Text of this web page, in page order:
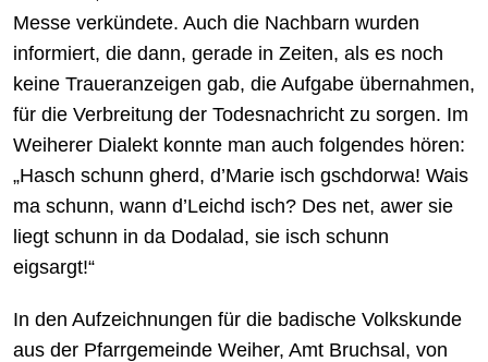
Messe verkündete. Auch die Nachbarn wurden
informiert, die dann, gerade in Zeiten, als es noch
keine Traueranzeigen gab, die Aufgabe übernahmen,
für die Verbreitung der Todesnachricht zu sorgen. Im
Weiherer Dialekt konnte man auch folgendes hören:
„Hasch schunn gherd, d’Marie isch gschdorwa! Wais
ma schunn, wann d’Leichd isch? Des net, awer sie
liegt schunn in da Dodalad, sie isch schunn
eigsargt!“
In den Aufzeichnungen für die badische Volkskunde
aus der Pfarrgemeinde Weiher, Amt Bruchsal, von